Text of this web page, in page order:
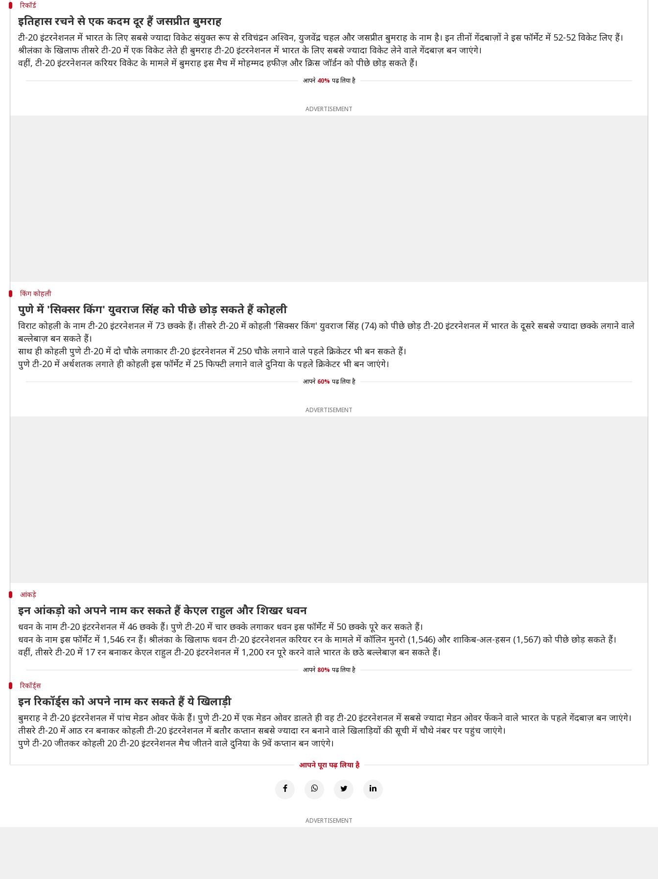
रिकॉर्ड
इतिहास रचने से एक कदम दूर हैं जसप्रीत बुमराह
टी-20 इंटरनेशनल में भारत के लिए सबसे ज्यादा विकेट संयुक्त रूप से रविचंद्रन अश्विन, युजवेंद्र चहल और जसप्रीत बुमराह के नाम है। इन तीनों गेंदबाज़ों ने इस फॉर्मेट में 52-52 विकेट लिए हैं।
श्रीलंका के खिलाफ तीसरे टी-20 में एक विकेट लेते ही बुमराह टी-20 इंटरनेशनल में भारत के लिए सबसे ज्यादा विकेट लेने वाले गेंदबाज़ बन जाएंगे।
वहीं, टी-20 इंटरनेशनल करियर विकेट के मामले में बुमराह इस मैच में मोहम्मद हफीज़ और क्रिस जॉर्डन को पीछे छोड़ सकते हैं।
आपने 40% पढ़ लिया है
ADVERTISEMENT
किंग कोहली
पुणे में 'सिक्सर किंग' युवराज सिंह को पीछे छोड़ सकते हैं कोहली
विराट कोहली के नाम टी-20 इंटरनेशनल में 73 छक्के हैं। तीसरे टी-20 में कोहली 'सिक्सर किंग' युवराज सिंह (74) को पीछे छोड़ टी-20 इंटरनेशनल में भारत के दूसरे सबसे ज्यादा छक्के लगाने वाले
बल्लेबाज़ बन सकते हैं।
साथ ही कोहली पुणे टी-20 में दो चौके लगाकार टी-20 इंटरनेशनल में 250 चौके लगाने वाले पहले क्रिकेटर भी बन सकते हैं।
पुणे टी-20 में अर्धशतक लगाते ही कोहली इस फॉर्मेट में 25 फिफ्टी लगाने वाले दुनिया के पहले क्रिकेटर भी बन जाएंगे।
आपने 60% पढ़ लिया है
ADVERTISEMENT
आंकड़े
इन आंकड़ो को अपने नाम कर सकते हैं केएल राहुल और शिखर धवन
धवन के नाम टी-20 इंटरनेशनल में 46 छक्के हैं। पुणे टी-20 में चार छक्के लगाकर धवन इस फॉर्मेट में 50 छक्के पूरे कर सकते हैं।
धवन के नाम इस फॉर्मेट में 1,546 रन हैं। श्रीलंका के खिलाफ धवन टी-20 इंटरनेशनल करियर रन के मामले में कॉलिन मुनरो (1,546) और शाकिब-अल-हसन (1,567) को पीछे छोड़ सकते हैं।
वहीं, तीसरे टी-20 में 17 रन बनाकर केएल राहुल टी-20 इंटरनेशनल में 1,200 रन पूरे करने वाले भारत के छठे बल्लेबाज़ बन सकते हैं।
आपने 80% पढ़ लिया है
रिकॉर्ड्स
इन रिकॉर्ड्स को अपने नाम कर सकते हैं ये खिलाड़ी
बुमराह ने टी-20 इंटरनेशनल में पांच मेडन ओवर फेंके हैं। पुणे टी-20 में एक मेडन ओवर डालते ही वह टी-20 इंटरनेशनल में सबसे ज्यादा मेडन ओवर फेंकने वाले भारत के पहले गेंदबाज़ बन जाएंगे।
तीसरे टी-20 में आठ रन बनाकर कोहली टी-20 इंटरनेशनल में बतौर कप्तान सबसे ज्यादा रन बनाने वाले खिलाड़ियों की सूची में चौथे नंबर पर पहुंच जाएंगे।
पुणे टी-20 जीतकर कोहली 20 टी-20 इंटरनेशनल मैच जीतने वाले दुनिया के 9वें कप्तान बन जाएंगे।
आपने पूरा पढ़ लिया है
ADVERTISEMENT